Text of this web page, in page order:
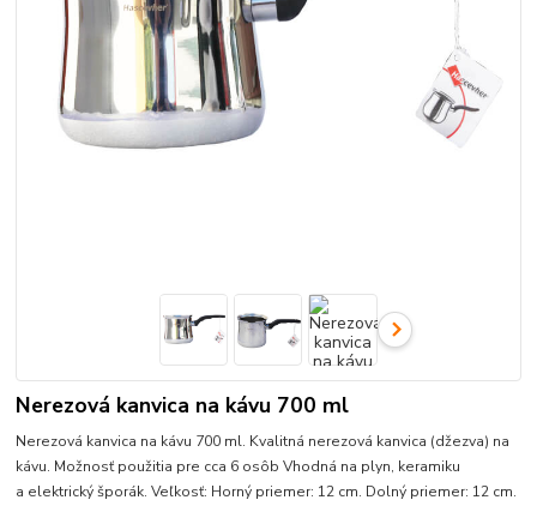
Nerezová kanvica na kávu 700 ml
Nerezová kanvica na kávu 700 ml. Kvalitná nerezová kanvica (džezva) na
kávu. Možnosť použitia pre cca 6 osôb Vhodná na plyn, keramiku
a elektrický šporák. Veľkosť: Horný priemer: 12 cm. Dolný priemer: 12 cm.